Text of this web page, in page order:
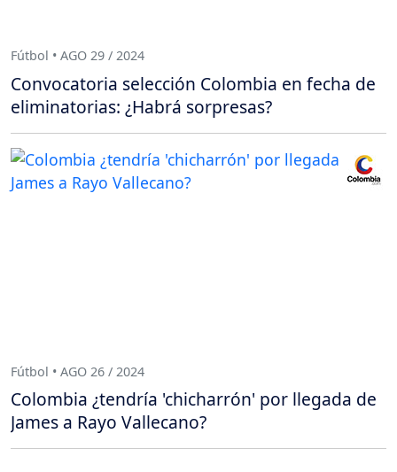
Fútbol • AGO 29 / 2024
Convocatoria selección Colombia en fecha de
eliminatorias: ¿Habrá sorpresas?
Fútbol • AGO 26 / 2024
Colombia ¿tendría 'chicharrón' por llegada de
James a Rayo Vallecano?